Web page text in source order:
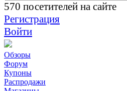
570 посетителей на сайте
Регистрация
Войти
Обзоры
Форум
Купоны
Распродажи